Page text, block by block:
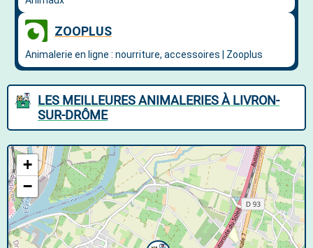
LES MEILLEURES ANIMALERIES À LIVRON-
SUR-DRÔME
+
−